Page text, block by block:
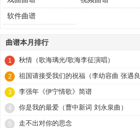
软件曲谱
曲谱本月排行
1 秋情（歌海璃光/歌海李征演唱）
2
祖国请接受我们的祝福（李幼容曲 张遇良
词）
3 李强年《伊宁情歌》简谱
4 你是我的最爱（曹中新词 刘永泉曲）
5 走不出对你的思念